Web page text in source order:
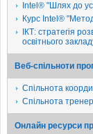
Intel® "Шлях до
Курс Intel®
ІКТ: стратегія
освітнього
Веб-спільноти
Спільнота
Спільнота
Онлайн ресурси